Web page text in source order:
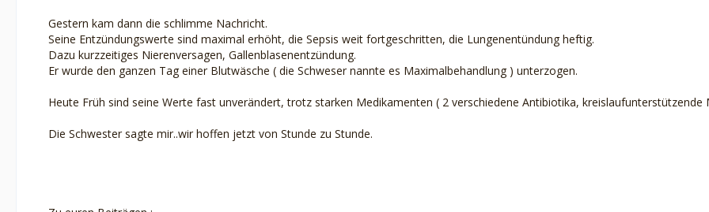
Gestern kam dann die schlimme Nachricht.
Seine Entzündungswerte sind maximal erhöht, die Sepsis weit fortgeschritten, die Lungenentündung heftig.
Dazu kurzzeitiges Nierenversagen, Gallenblasenentzündung.
Er wurde den ganzen Tag einer Blutwäsche ( die Schweser nannte es Maximalbehandlung ) unterzogen.
Heute Früh sind seine Werte fast unverändert, trotz starken Medikamenten ( 2 verschiedene Antibiotika,
Die Schwester sagte mir..wir hoffen jetzt von Stunde zu Stunde.